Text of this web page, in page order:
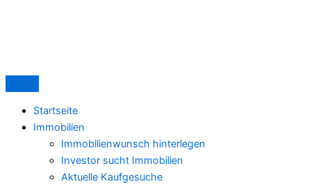
Startseite
Immobilien
Immobilienwunsch hinterlegen
Investor sucht Immobilien
Aktuelle Kaufgesuche
Der
Ablauf
in
7
Schritten
(verständlich
erklärt)